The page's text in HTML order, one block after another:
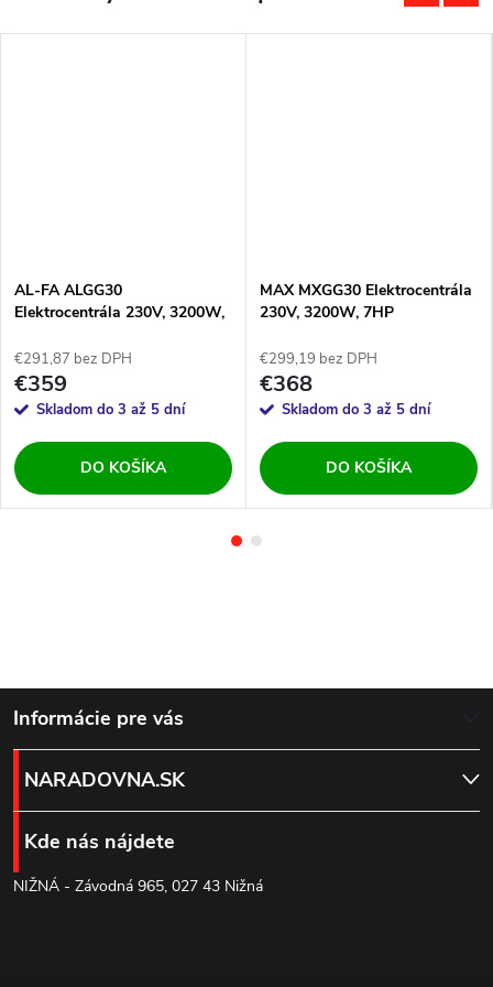
AL-FA ALGG30
Elektrocentrála 230V, 3200W,
€291,87 bez DPH
€359
Skladom do 3 až 5 dní
DO KOŠÍKA
MAX MXGG30 Elektrocentrála
230V, 3200W, 7HP
€299,19 bez DPH
€368
Skladom do 3 až 5 dní
DO KOŠÍKA
Z
á
p
ä
Informácie pre vás
NARADOVNA.SK
Kde nás nájdete
NIŽNÁ - Závodná 965, 027 43 Nižná